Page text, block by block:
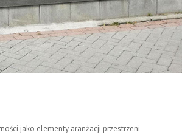
jako elementy aranżacji przestrzeni